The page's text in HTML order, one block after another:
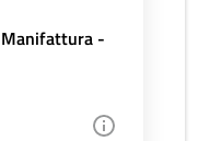
Manifattura -